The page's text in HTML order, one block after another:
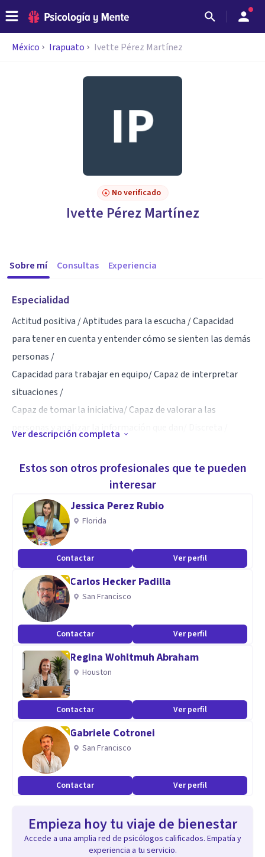
México Irapuato Ivette Pérez Martínez
No verificado
Ivette Pérez Martínez
Sobre mí Consultas Experiencia
Especialidad
Actitud positiva / Aptitudes para la escucha / Capacidad
para tener en cuenta y entender cómo se sienten las demás
personas /
Capacidad para trabajar en equipo/ Capaz de interpretar
situaciones /
Capaz de tomar la iniciativa/ Capaz de valorar a las
personas y analizar la información que dan/ Discreta /
conflictos /Objetiva /
Observadora / Paciente / Perseverante / Persistente /
Respeto por la confidencialidad del cliente / Responsable.
Aptitudes
Psicología Clínica
Ver descripción completa
Estos son otros profesionales que te pueden
interesar
Jessica Perez Rubio
Florida
Contactar Ver perfil
Carlos Hecker Padilla
San Francisco
Contactar Ver perfil
Regina Wohltmuh Abraham
Houston
Contactar Ver perfil
Gabriele Cotronei
San Francisco
Contactar Ver perfil
Empieza hoy tu viaje de bienestar
Accede a una amplia red de psicólogos calificados. Empatía y
experiencia a tu servicio.